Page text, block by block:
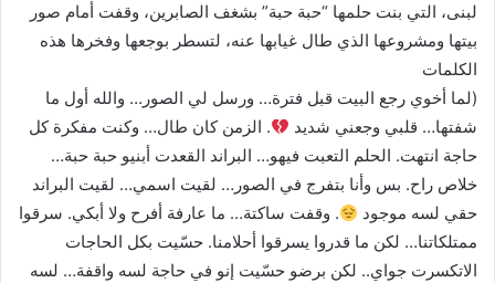
لبنى، التي بنت حلمها “حبة حبة” بشغف الصابرين، وقفت أمام صور
بيتها ومشروعها الذي طال غيابها عنه، لتسطر بوجعها وفخرها هذه
الكلمات
(لما أخوي رجع البيت قبل فترة… ورسل لي الصور… والله أول ما
شفتها… قلبي وجعني شديد
. الزمن كان طال… وكنت مفكرة كل
حاجة انتهت. الحلم التعبت فيهو… البراند القعدت أبنيو حبة حبة…
خلاص راح. بس وأنا بتفرج في الصور… لقيت اسمي… لقيت البراند
حقي لسه موجود
. وقفت ساكتة… ما عارفة أفرح ولا أبكي. سرقوا
ممتلكاتنا… لكن ما قدروا يسرقوا أحلامنا. حسّيت بكل الحاجات
الاتكسرت جواي.. لكن برضو حسّيت إنو في حاجة لسه واقفة… لسه